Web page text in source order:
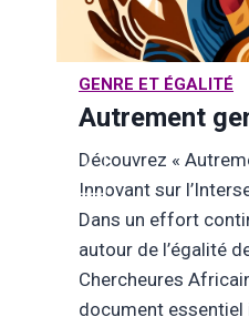
GENRE ET ÉGALITÉ
Autrement
Découvrez «
Innovant sur
Dans un effort
autour de l’égalité
Chercheures
document essentiel